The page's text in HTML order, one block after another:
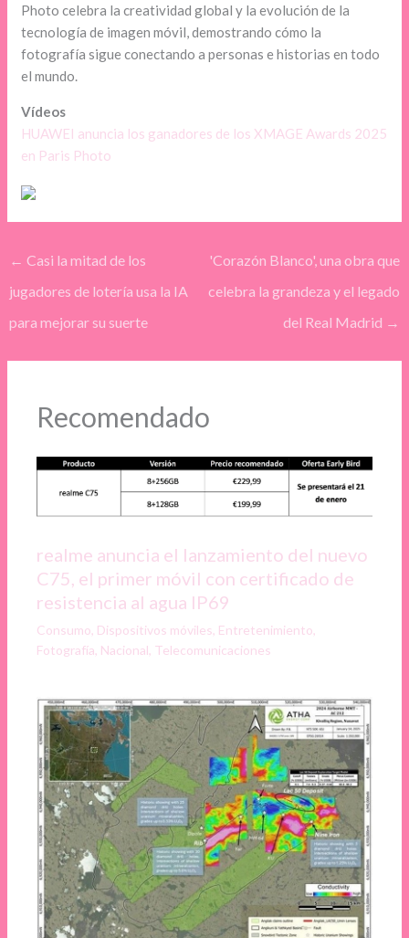
Photo celebra la creatividad global y la evolución de la
tecnología de imagen móvil, demostrando cómo la
fotografía sigue conectando a personas e historias en todo
el mundo.
Vídeos
HUAWEI anuncia los ganadores de los XMAGE Awards 2025
en Paris Photo
← Casi la mitad de los
jugadores de lotería usa la IA
para mejorar su suerte
'Corazón Blanco', una obra que
celebra la grandeza y el legado
del Real Madrid →
Recomendado
realme anuncia el lanzamiento del nuevo
C75, el primer móvil con certificado de
resistencia al agua IP69
Consumo, Dispositivos móviles, Entretenimiento,
Fotografía, Nacional, Telecomunicaciones